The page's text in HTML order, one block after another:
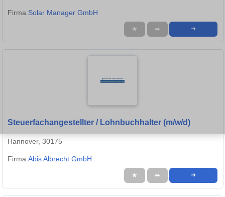
Firma:Solar Manager GmbH
★ ➦ ➜
Steuerfachangestellter / Lohnbuchhalter (m/w/d)
Hannover, 30175
Firma:Abis Albrecht GmbH
★ ➦ ➜